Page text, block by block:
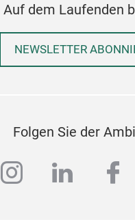
Auf dem Laufenden
NEWSLETTER
Folgen Sie der
instagram
linkedin